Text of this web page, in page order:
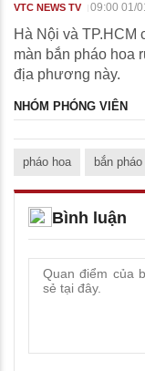
VTC NEWS TV 09:00 01/
Hà Nội và TP.HCM
màn bắn pháo hoa
địa phương này.
NHÓM PHÓNG VIÊN
pháo hoa bắn
Bình luận